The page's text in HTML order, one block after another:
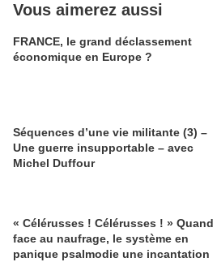
Vous aimerez aussi
FRANCE, le grand déclassement
économique en Europe ?
Séquences d’une vie militante (3) –
Une guerre insupportable – avec
Michel Duffour
« Célérusses ! Célérusses ! » Quand
face au naufrage, le système en
panique psalmodie une incantation